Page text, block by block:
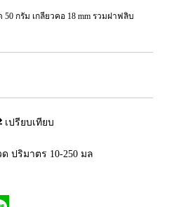
กรัม เกลียวคอ 18 mm รวมฝาฟลิบ
เปรียบเทียบ
ปริมาตร 10-250 มล